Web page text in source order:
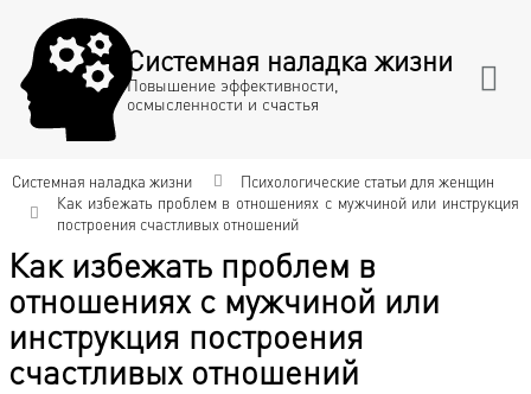
Системная наладка жизни
Повышение эффективности,
осмысленности и счастья
Системная наладка жизни
Психологические статьи для женщин
Как избежать проблем в отношениях с мужчиной или инструкция
построения счастливых отношений
Как избежать проблем в
отношениях с мужчиной или
инструкция построения
счастливых отношений